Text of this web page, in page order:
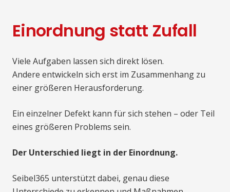
Einordnung statt Zufall
Viele Aufgaben lassen sich direkt lösen.
Andere entwickeln sich erst im Zusammenhang zu
einer größeren Herausforderung.
Ein einzelner Defekt kann für sich stehen – oder Teil
eines größeren Problems sein.
Der Unterschied liegt in der Einordnung.
Seibel365 unterstützt dabei, genau diese